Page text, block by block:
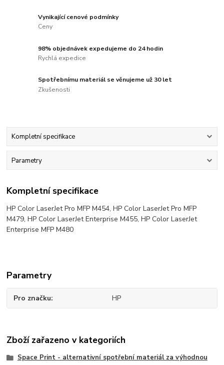
Vynikající cenové podmínky
Ceny
98% objednávek expedujeme do 24 hodin
Rychlá expedice
Spotřebnímu materiál se věnujeme už 30 let
Zkušenosti
Kompletní specifikace
Parametry
Kompletní specifikace
HP Color LaserJet Pro MFP M454, HP Color LaserJet Pro MFP
M479, HP Color LaserJet Enterprise M455, HP Color LaserJet
Enterprise MFP M480
Parametry
Pro značku HP
Zboží zařazeno v kategoriích
Space Print - alternativní spotřební materiál za výhodnou